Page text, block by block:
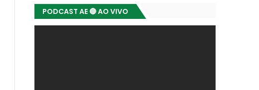
PODCAST AE 🔴 AO VIVO